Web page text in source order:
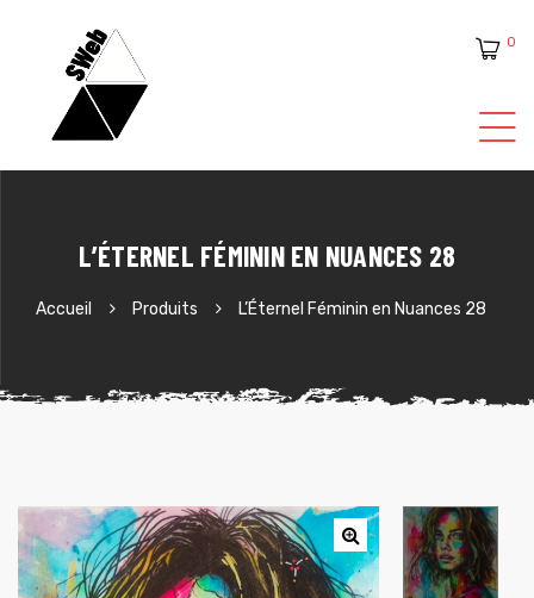
0
L’ÉTERNEL FÉMININ EN NUANCES 28
Accueil Produits L’Éternel Féminin en Nuances 28